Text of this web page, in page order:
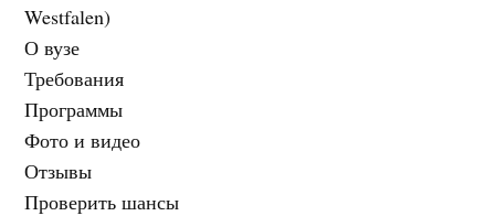
Westfalen)
О вузе
Требования
Программы
Фото и видео
Отзывы
Проверить шансы